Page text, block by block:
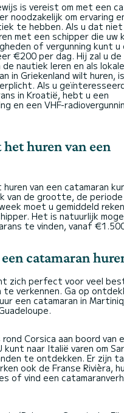
is vereist om met een
noodzakelijk om ervaring
te hebben. Als u dat
met een schipper die uw
of vergunning kunt
€200 per dag. Hij zal u de
nautiek leren en als
in Griekenland wilt huren,
Als u
in Kroatië, hebt u een
en een VHF-
huren van een
van een catamaran
van de grootte, de
moet u gemiddeld
Het is natuurlijk
te vinden, vanaf
catamaran
zich perfect voor veel
te verkennen. Ga op
een catamaran in
Corsica aan boord van
kunt naar Italië varen om
te ontdekken. Er zijn
ook de Franse Rivièra,
of vind een